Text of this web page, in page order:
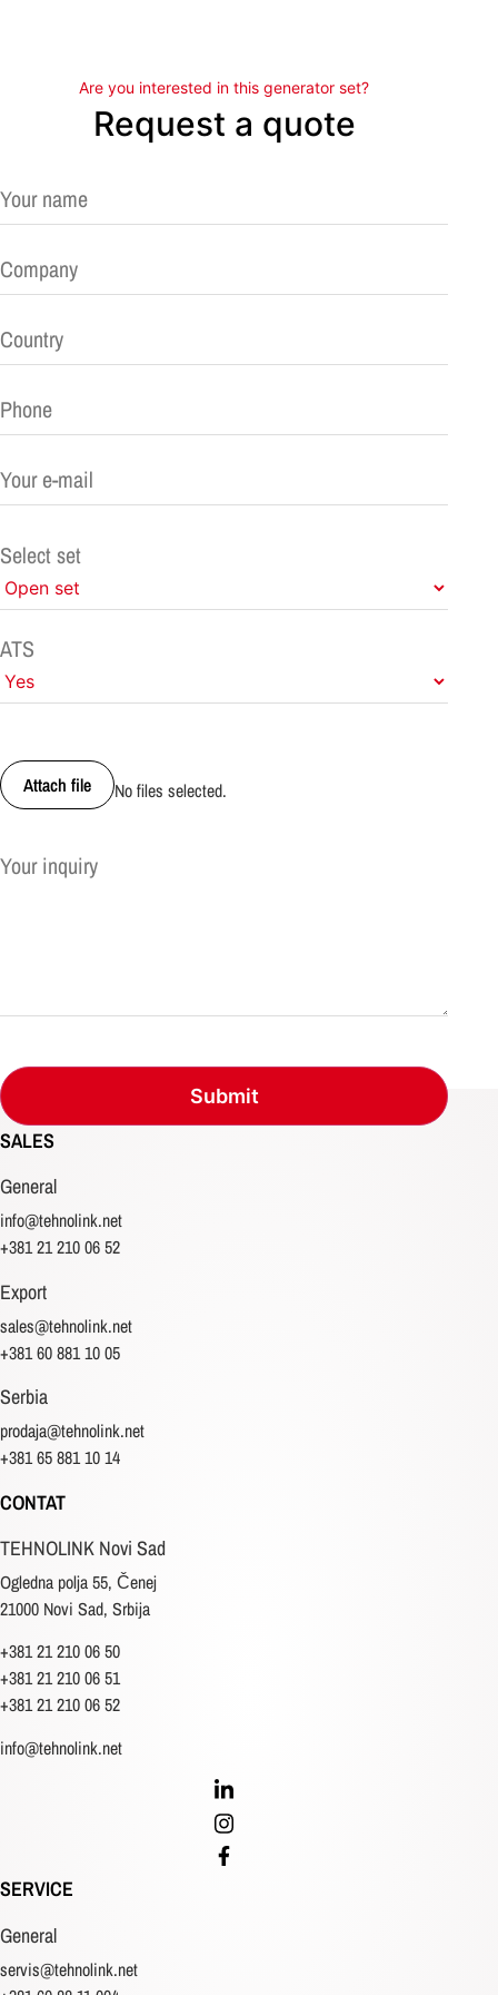
Are you interested in this generator set?
Request a quote
Please leave this field empty.
Select set
ATS
Attach file No files selected.
SALES
General
info@tehnolink.net
+381 21 210 06 52
Export
sales@tehnolink.net
+381 60 881 10 05
Serbia
prodaja@tehnolink.net
+381 65 881 10 14
CONTAT
TEHNOLINK Novi Sad
Ogledna polja 55, Čenej
21000 Novi Sad, Srbija
+381 21 210 06 50
+381 21 210 06 51
+381 21 210 06 52
info@tehnolink.net
SERVICE
General
servis@tehnolink.net